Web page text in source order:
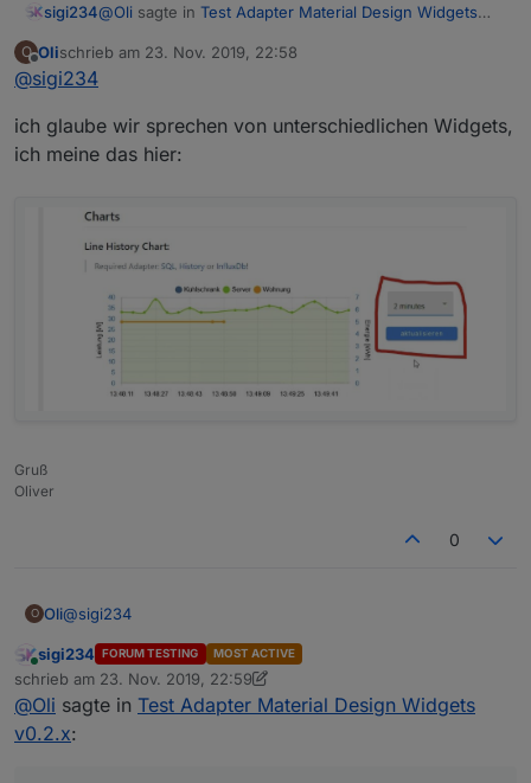
sigi234@Oli sagte in Test Adapter Material Design Widgets
und wo finde ich das?
Warte, das ist das Widget List
Du meinst ja Value Select
O
Offline
Olischrieb am 23. Nov. 2019, 22:58
zuletzt editiert von
@sigi234
ich glaube wir sprechen von unterschiedlichen Widgets,
ich meine das hier:
Gruß
Oliver
0
O Oli@sigi234
ich glaube wir sprechen von unterschiedlichen Widgets, ich
meine das hier:
Online
sigi234 FORUM TESTING MOST ACTIVE
schrieb am 23. Nov. 2019, 22:59
zuletzt editiert von sigi234
@Oli sagte in Test Adapter Material Design Widgets
v0.2.x: